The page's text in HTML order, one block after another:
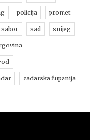
policija promet
sabor sad snijeg
zadarska županija